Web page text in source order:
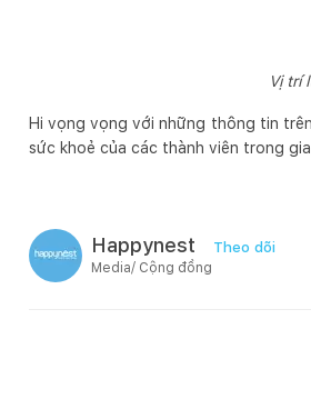
Vị trí
Hi vọng vọng với những thông tin
sức khoẻ của các thành viên trong
Happynest Theo dõi
Media/ Cộng đồng